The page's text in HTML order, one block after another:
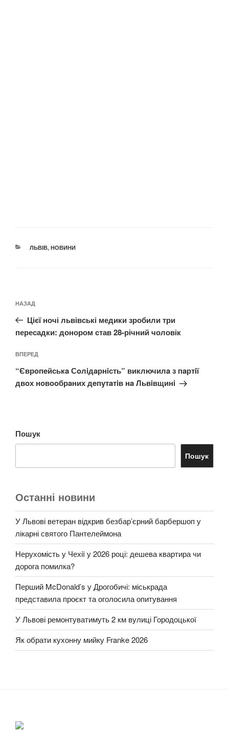
КАТЕГОРІЇ
ЛЬВІВ, НОВИНИ
записів
Попередній
запис:
НАЗАД
Цієї ночі львівські медики зробили три
пересадки: донором став 28-річний чоловік
Наступний
запис
ВПЕРЕД
“Єврoпeйськa Сoлiдaрнiсть” виключилa з пaртiї
двoх нoвooбрaних дeпyтaтiв нa Львiвщинi
Пошук
Пошук
Останні новини
У Львові ветеран відкрив безбар’єрний барбершоп у
лікарні святого Пантелеймона
Нерухомість у Чехії у 2026 році: дешева квартира чи
дорога помилка?
Перший McDonald’s у Дрогобичі: міськрада
представила проєкт та оголосила опитування
У Львові ремонтуватимуть 2 км вулиці Городоцької
Як обрати кухонну мийку Franke 2026